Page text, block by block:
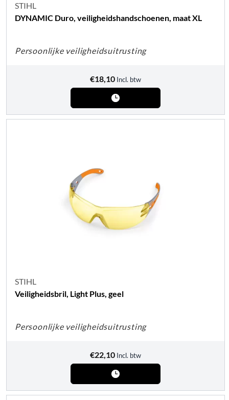
STIHL
DYNAMIC Duro, veiligheidshandschoenen, maat XL
Persoonlijke veiligheidsuitrusting
€18,10 Incl. btw
STIHL
Veiligheidsbril, Light Plus, geel
Persoonlijke veiligheidsuitrusting
€22,10 Incl. btw